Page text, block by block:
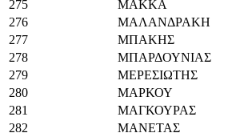
275 ΜΑΚΚΑ
276
ΜΑΛΑΝΔΡΑΚΗ
277
ΜΠΑΚΗΣ
278
ΜΠΑΡΔΟΥΝΙΑΣ
279
ΜΕΡΕΣΙΩΤΗΣ
280
ΜΑΡΚΟΥ
281
ΜΑΓΚΟΥΡΑΣ
282
ΜΑΝΕΤΑΣ